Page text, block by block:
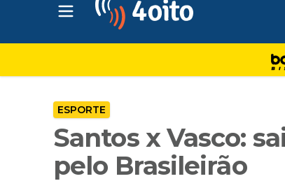
Abrir menu principal
ESPORTE
Santos x Vasco:
pelo Brasileirão